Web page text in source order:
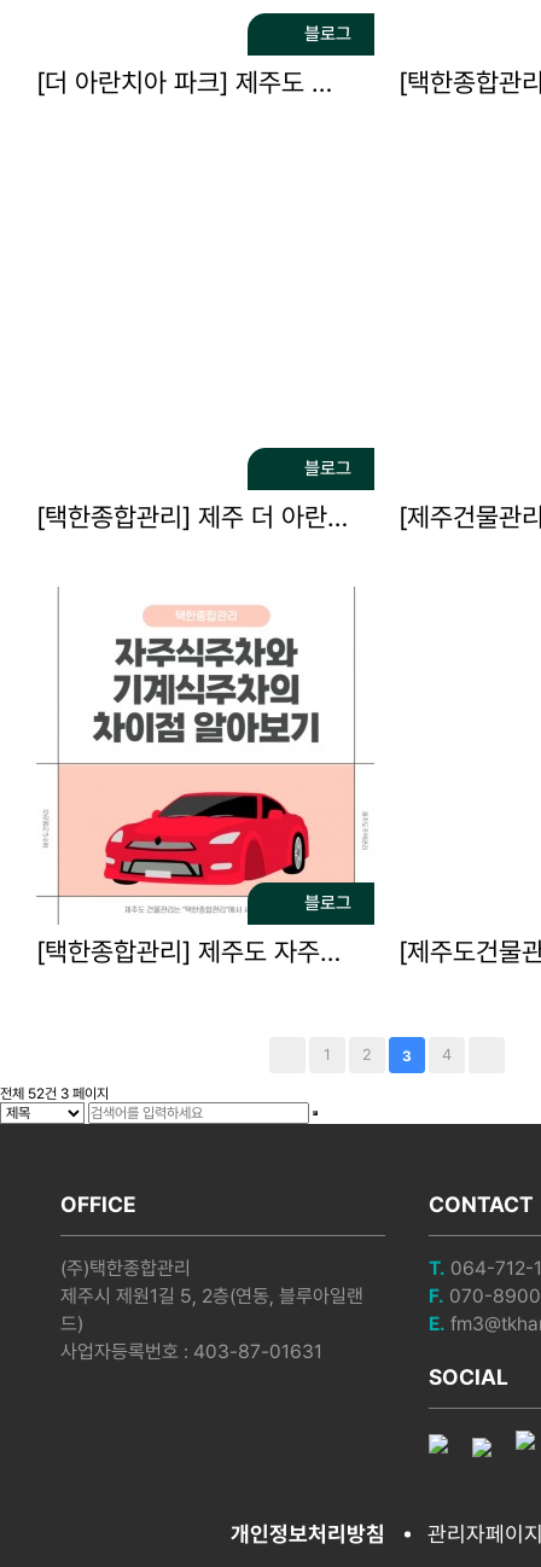
블로그
[더 아란치아 파크] 제주도 건물 승강기 안전점검 실시
블로그
[택한종합관리] 제주 더 아란치아 파크 소방시설 점검
블로그
[택한종합관리] 제주도 자주식 주차와 기계식 주차의 장…
1 2 3 4
전체 52건 3 페이지
OFFICE
(주)택한종합관리
제주시 제원1길 5, 2층(연동, 블루아일랜
드)
사업자등록번호 : 403-87-01631
CONTACT
T. 064-712-
F. 070-
E.
SOCIAL
개인정보처리방침 관리자페이